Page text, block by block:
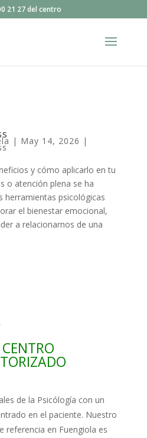
21 27 del centro
| May 14, 2026 |
y cómo aplicarlo en tu
o atención plena se ha
herramientas psicológicas
el bienestar emocional,
a relacionarnos de una
CENTRO
de la Psicólogía con un
en el paciente. Nuestro
referencia en Fuengiola es